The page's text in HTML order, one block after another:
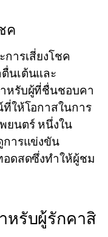
ค
ารเสี่ยงโชค
นเต้นและ
หรับผู้ที่ชื่นชอบคา
ให้โอกาสในการ
ยนตร์ หนึ่งใน
การแข่งขัน
อดสดซึ่งทำให้ผู้ชม
หรับผู้รักคาสิ